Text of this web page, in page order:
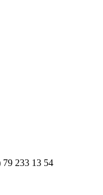
233 13 54